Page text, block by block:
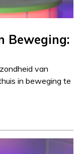
Beweging:
van
in beweging te